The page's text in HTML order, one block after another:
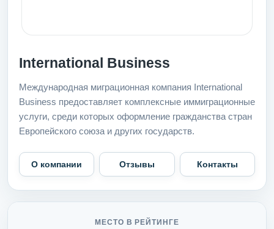
International Business
Международная миграционная компания International
Business предоставляет комплексные иммиграционные
услуги, среди которых оформление гражданства стран
Европейского союза и других государств.
О компании Отзывы Контакты
МЕСТО В РЕЙТИНГЕ